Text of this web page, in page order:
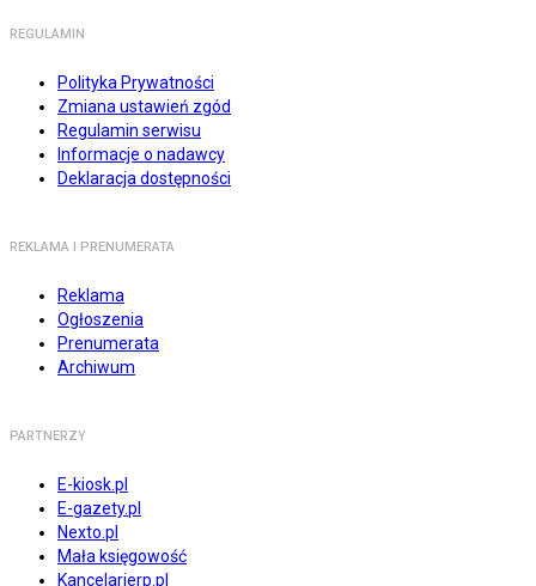
REGULAMIN
Polityka Prywatności
Zmiana ustawień zgód
Regulamin serwisu
Informacje o nadawcy
Deklaracja dostępności
REKLAMA I PRENUMERATA
Reklama
Ogłoszenia
Prenumerata
Archiwum
PARTNERZY
E-kiosk.pl
E-gazety.pl
Nexto.pl
Mała księgowość
Kancelarierp.pl